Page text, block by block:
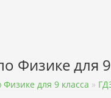
Физике для
Физике для 9 класса »